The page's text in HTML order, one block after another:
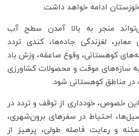
ادامه خواهد داشت.
منجر به بالا آمدن سطح آب
معابر، لغزندگی جاده‌ها، کندی تردد
کوهستانی، وقوع صاعقه، وزش باد
سازه‌های موقت و محصولات کشاورزی
مناطق کوهستانی شود.
خصوص، خودداری از توقف و تردد در
احتیاط در سفرهای برون‌شهری،
و رعایت فاصله طولی، پرهیز از